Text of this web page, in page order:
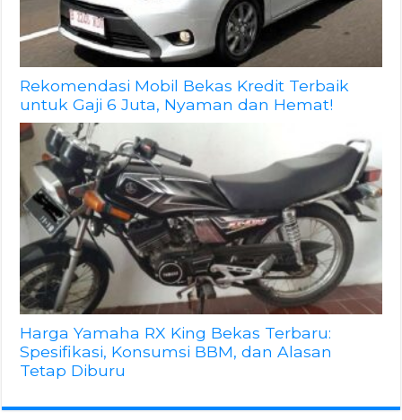
Rekomendasi Mobil Bekas Kredit Terbaik
untuk Gaji 6 Juta, Nyaman dan Hemat!
Harga Yamaha RX King Bekas Terbaru:
Spesifikasi, Konsumsi BBM, dan Alasan
Tetap Diburu